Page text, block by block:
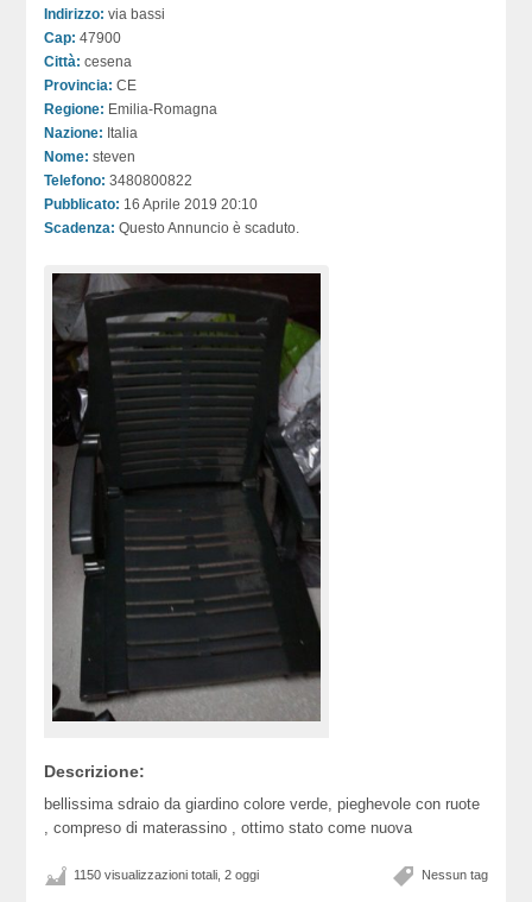
Indirizzo: via bassi
Cap: 47900
Città: cesena
Provincia: CE
Regione: Emilia-Romagna
Nazione: Italia
Nome: steven
Telefono: 3480800822
Pubblicato: 16 Aprile 2019 20:10
Scadenza: Questo Annuncio è scaduto.
Descrizione:
bellissima sdraio da giardino colore verde, pieghevole con ruote
, compreso di materassino , ottimo stato come nuova
Nessun tag
1150 visualizzazioni totali, 2 oggi